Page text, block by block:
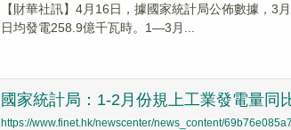
【財華社訊】4月16日，據國家統計局公佈數據，
日均發電258.9億千瓦時。1—3月...
國家統計局：1-2月份規上工業發電量同
https://www.finet.hk/newscenter/news_content/